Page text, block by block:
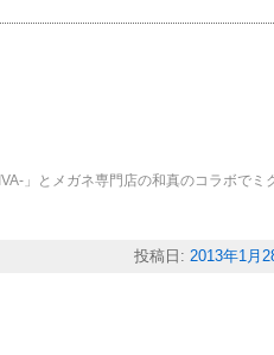
」とメガネ専門店の和真のコラボでミ
投稿日: 2013年1月